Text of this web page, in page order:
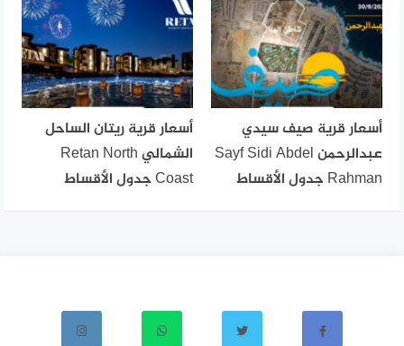
أسعار قرية صيف سيدي
عبدالرحمن Sayf Sidi Abdel
Rahman جدول الأقساط
أسعار قرية ريتان الساحل
الشمالي Retan North
Coast جدول الأقساط